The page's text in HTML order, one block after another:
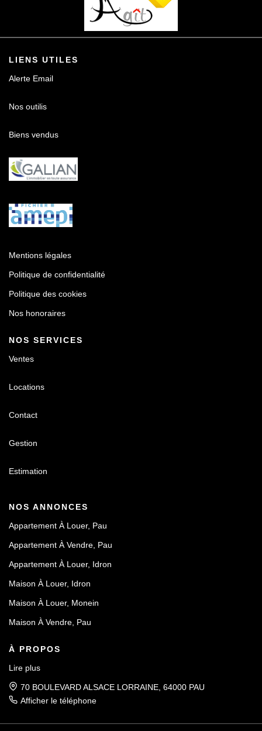
LIENS UTILES
Alerte Email
Nos outilis
Biens vendus
Mentions légales
Politique de confidentialité
Politique des cookies
Nos honoraires
NOS SERVICES
Ventes
Locations
Contact
Gestion
Estimation
NOS ANNONCES
Appartement À Louer, Pau
Appartement À Vendre, Pau
Appartement À Louer, Idron
Maison À Louer, Idron
Maison À Louer, Monein
Maison À Vendre, Pau
À PROPOS
Lire plus
70 BOULEVARD ALSACE LORRAINE, 64000 PAU
Afficher le téléphone